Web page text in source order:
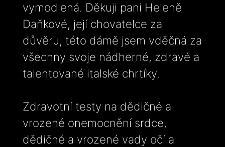
vymodlená. Děkuji pani Heleně
Daňkové, její chovatelce za
důvěru, této dámě jsem vděčná za
všechny svoje nádherné, zdravé a
talentované italské chrtíky.
Zdravotní testy na dědičné a
vrozené onemocnění srdce,
dědičné a vrozené vady očí a